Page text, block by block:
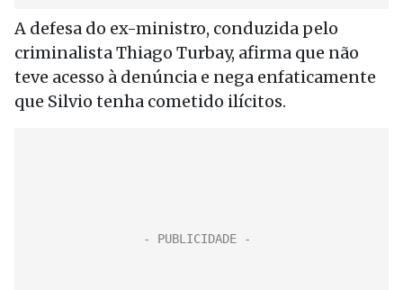
A defesa do ex-ministro, conduzida pelo
criminalista Thiago Turbay, afirma que não
teve acesso à denúncia e nega enfaticamente
que Silvio tenha cometido ilícitos.